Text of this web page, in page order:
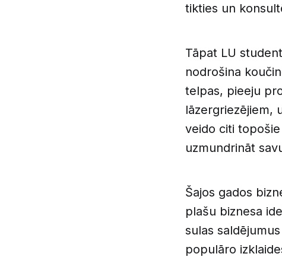
tikties un
Tāpat LU
nodrošina
telpas, pieeju
lāzergriezējiem,
veido citi
uzmundrināt
Šajos gados
plašu biznesa
sulas
populāro